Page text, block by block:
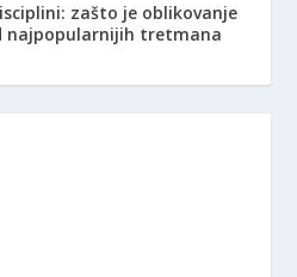
zašto je oblikovanje
najpopularnijih tretmana